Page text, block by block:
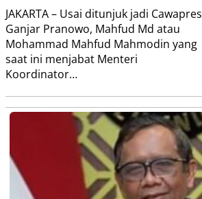
JAKARTA – Usai ditunjuk jadi Cawapres
Ganjar Pranowo, Mahfud Md atau
Mohammad Mahfud Mahmodin yang
saat ini menjabat Menteri
Koordinator…